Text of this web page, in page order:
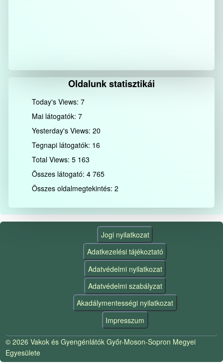
Oldalunk statisztikái
Today's Views:7
Mai látogatók:7
Yesterday's Views:20
Tegnapi látogatók: 16
Total Views:5 163
Összes látogató:4 765
Összes oldalmegtekintés:2
Jogi nyilatkozat
Adatkezelési tájékoztató
Adatvédelmi nyilatkozat
Adatvédelmi szabályzat
Akadálymentességi nyilatkozat
Impresszum
© 2026 Vakok és Gyengénlátók Győr-Moson-Sopron Megyei
Egyesülete